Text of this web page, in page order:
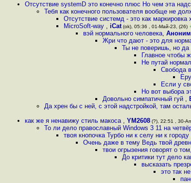
Отсутствие systemD это конечно плюс Но чем эта
Тебя как конечного пользователя вообще не
Отсутствие системд - это как
MicroSoft-way , iCat (ok), 05:36 , 01-Май-23, (26)
вэй нормального человека, Аноним
Жри что дают - это для
Ты не поверишь, но да
Главное чтобы
Не путай
Свобода
Если у
Но вот выбора
Довольно симпатичный гуй ,
Да хрен бы с ней, с этой надстройкой, там
как же я ненавижу стиль макоса , YM2608 (?), 22:51 , 30-
То ли дело православный Windows 3 11 на
твоя кнопочка Турбо ни к селу ни к
Очень даже в тему Ведь твой
твои огрызения говорят о
До критики тут дело
высказать
это так